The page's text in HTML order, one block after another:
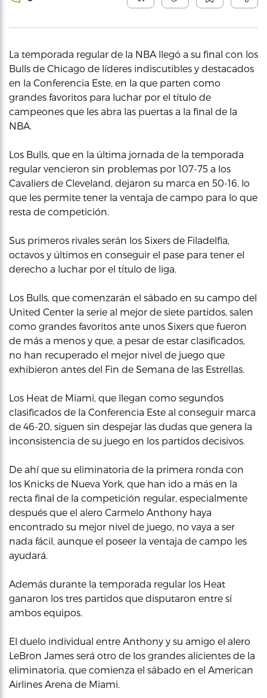
La temporada regular de la NBA llegó a su final con los
Bulls de Chicago de líderes indiscutibles y destacados
en la Conferencia Este, en la que parten como
grandes favoritos para luchar por el título de
campeones que les abra las puertas a la final de la
NBA.
Los Bulls, que en la última jornada de la temporada
regular vencieron sin problemas por 107-75 a los
Cavaliers de Cleveland, dejaron su marca en 50-16, lo
que les permite tener la ventaja de campo para lo que
resta de competición.
Sus primeros rivales serán los Sixers de Filadelfia,
octavos y últimos en conseguir el pase para tener el
derecho a luchar por el título de liga.
Los Bulls, que comenzarán el sábado en su campo del
United Center la serie al mejor de siete partidos, salen
como grandes favoritos ante unos Sixers que fueron
de más a menos y que, a pesar de estar clasificados,
no han recuperado el mejor nivel de juego que
exhibieron antes del Fin de Semana de las Estrellas.
Los Heat de Miami, que llegan como segundos
clasificados de la Conferencia Este al conseguir marca
de 46-20, siguen sin despejar las dudas que genera la
inconsistencia de su juego en los partidos decisivos.
De ahí que su eliminatoria de la primera ronda con
los Knicks de Nueva York, que han ido a más en la
recta final de la competición regular, especialmente
después que el alero Carmelo Anthony haya
encontrado su mejor nivel de juego, no vaya a ser
nada fácil, aunque el poseer la ventaja de campo les
ayudará.
Además durante la temporada regular los Heat
ganaron los tres partidos que disputaron entre sí
ambos equipos.
El duelo individual entre Anthony y su amigo el alero
LeBron James será otro de los grandes alicientes de la
eliminatoria, que comienza el sábado en el American
Airlines Arena de Miami.